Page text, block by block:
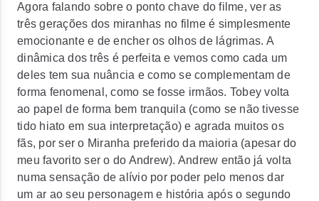
Agora falando sobre o ponto chave do filme, ver as
três gerações dos miranhas no filme é simplesmente
emocionante e de encher os olhos de lágrimas. A
dinâmica dos três é perfeita e vemos como cada um
deles tem sua nuância e como se complementam de
forma fenomenal, como se fosse irmãos. Tobey volta
ao papel de forma bem tranquila (como se não tivesse
tido hiato em sua interpretação) e agrada muitos os
fãs, por ser o Miranha preferido da maioria (apesar do
meu favorito ser o do Andrew). Andrew então já volta
numa sensação de alívio por poder pelo menos dar
um ar ao seu personagem e história após o segundo